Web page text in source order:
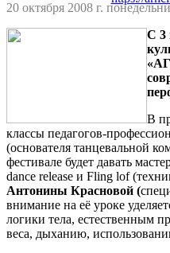
20 октября 2008 г.
С 3
В
классы педагогов-
(основателя танцевальной
фестивале будет давать
dance release и Fling lof
Антонины Красновой (
внимание на её уроке
логики тела, естественным
веса, дыханию,